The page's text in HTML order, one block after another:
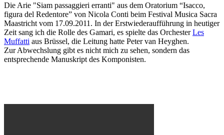
Die Arie "Siam passaggieri erranti" aus dem Oratorium “Isacco,
figura del Redentore” von Nicola Conti beim Festival Musica Sacra
Maastricht vom 17.09.2011. In der Erstwiederaufführung in heutiger
Zeit sang ich die Rolle des Gamari, es spielte das OrchesterLes
Muffatti aus Brüssel, die Leitung hatte Peter van Heyghen.
Zur Abwechslung gibt es nicht mich zu sehen, sondern das
entsprechende Manuskript des Komponisten.